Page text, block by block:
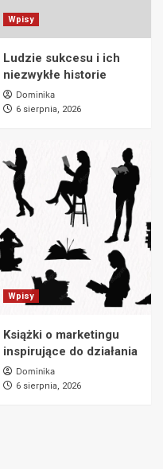
Wpisy
Ludzie sukcesu i ich
niezwykłe historie
Dominika
6 sierpnia, 2026
Wpisy
Książki o marketingu
inspirujące do działania
Dominika
6 sierpnia, 2026